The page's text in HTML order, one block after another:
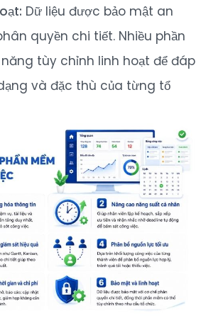
Dữ liệu được bảo mật an
quyền chi tiết. Nhiều phần
tùy chỉnh linh hoạt để đáp
và đặc thù của từng tổ